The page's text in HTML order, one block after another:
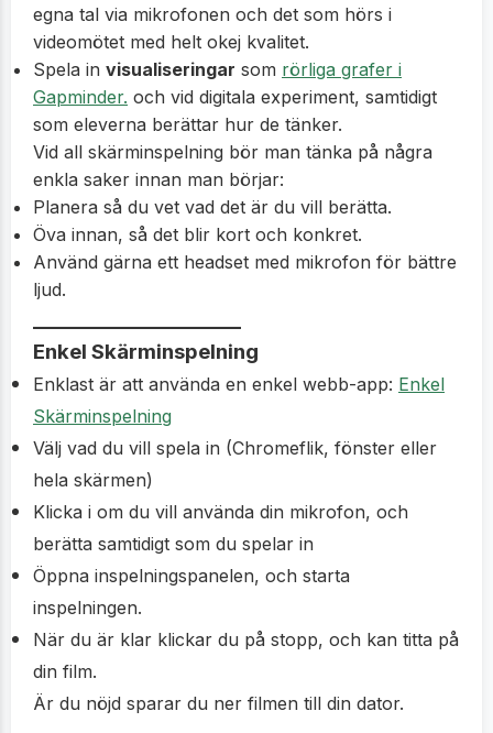
egna tal via mikrofonen och det som hörs i
videomötet med helt okej kvalitet.
Spela in visualiseringar som rörliga grafer i
Gapminder. och vid digitala experiment, samtidigt
som eleverna berättar hur de tänker.
Vid all skärminspelning bör man tänka på några
enkla saker innan man börjar:
Planera så du vet vad det är du vill berätta.
Öva innan, så det blir kort och konkret.
Använd gärna ett headset med mikrofon för bättre
ljud.
Enkel Skärminspelning
Enklast är att använda en enkel webb-app: Enkel
Skärminspelning
Välj vad du vill spela in (Chromeflik, fönster eller
hela skärmen)
Klicka i om du vill använda din mikrofon, och
berätta samtidigt som du spelar in
Öppna inspelningspanelen, och starta
inspelningen.
När du är klar klickar du på stopp, och kan titta på
din film.
Är du nöjd sparar du ner filmen till din dator.